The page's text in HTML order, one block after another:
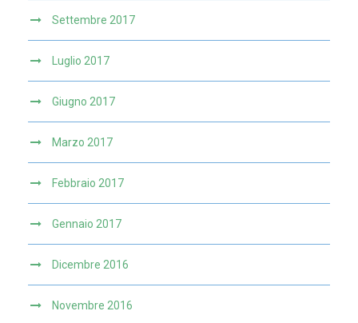
Settembre 2017
Luglio 2017
Giugno 2017
Marzo 2017
Febbraio 2017
Gennaio 2017
Dicembre 2016
Novembre 2016